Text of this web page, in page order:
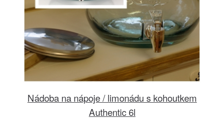
Nádoba na nápoje / limonádu s kohoutkem
Authentic 6l